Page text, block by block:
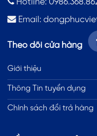
Hotline:
Email:
Theo dõi cửa hàng
Giới thiệu
Thông Tin tuyển dụng
Chính sách đổi trả hàng